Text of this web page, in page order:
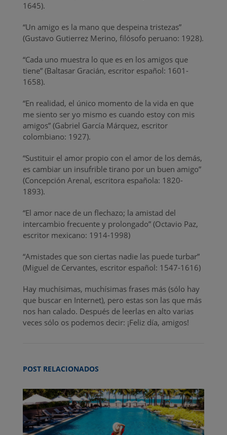
1645).
“Un amigo es la mano que despeina tristezas”
(Gustavo Gutierrez Merino, filósofo peruano: 1928).
“Cada uno muestra lo que es en los amigos que
tiene” (Baltasar Gracián, escritor español: 1601-
1658).
“En realidad, el único momento de la vida en que
me siento ser yo mismo es cuando estoy con mis
amigos” (Gabriel García Márquez, escritor
colombiano: 1927).
“Sustituir el amor propio con el amor de los demás,
es cambiar un insufrible tirano por un buen amigo”
(Concepción Arenal, escritora española: 1820-
1893).
“El amor nace de un flechazo; la amistad del
intercambio frecuente y prolongado” (Octavio Paz,
escritor mexicano: 1914-1998)
“Amistades que son ciertas nadie las puede turbar”
(Miguel de Cervantes, escritor español: 1547-1616)
Hay muchísimas, muchísimas frases más (sólo hay
que buscar en Internet), pero estas son las que más
nos han calado. Después de leerlas en alto varias
veces sólo os podemos decir: ¡Feliz día, amigos!
POST RELACIONADOS